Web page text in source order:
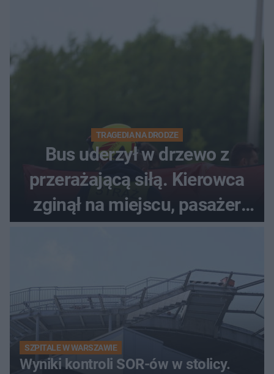
TRAGEDIA NA DRODZE
Bus uderzył w drzewo z
przerażającą siłą. Kierowca
zginął na miejscu, pasażer
SZPITALE W WARSZAWIE
Wyniki kontroli SOR-ów w stolicy.